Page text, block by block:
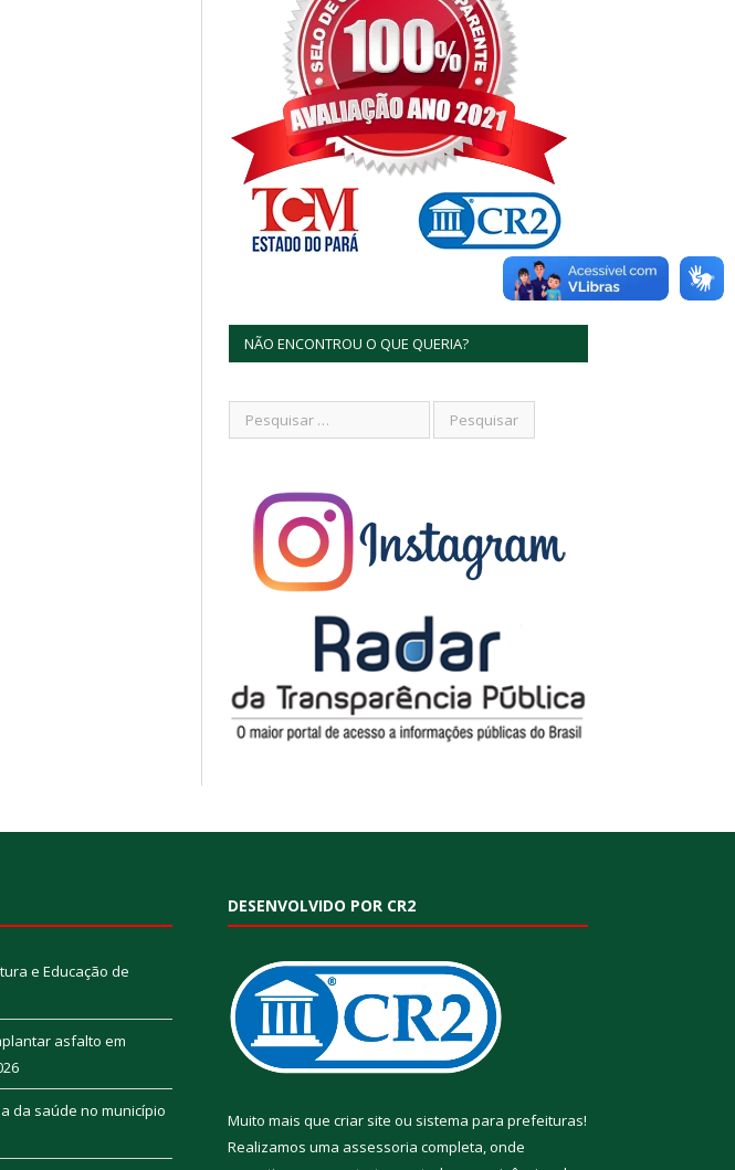
NÃO ENCONTROU O QUE QUERIA?
e Educação de
asfalto em
da saúde no município
DESENVOLVIDO POR CR2
Muito mais que criar site ou sistema para prefeituras!
Realizamos uma assessoria completa, onde